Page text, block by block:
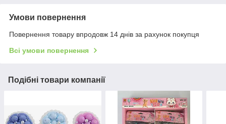
Умови повернення
Повернення товару впродовж 14 днів за рахунок покупця
Всі умови повернення
Подібні товари компанії